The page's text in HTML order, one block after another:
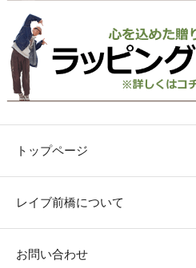
トップページ
レイブ前橋について
お問い合わせ